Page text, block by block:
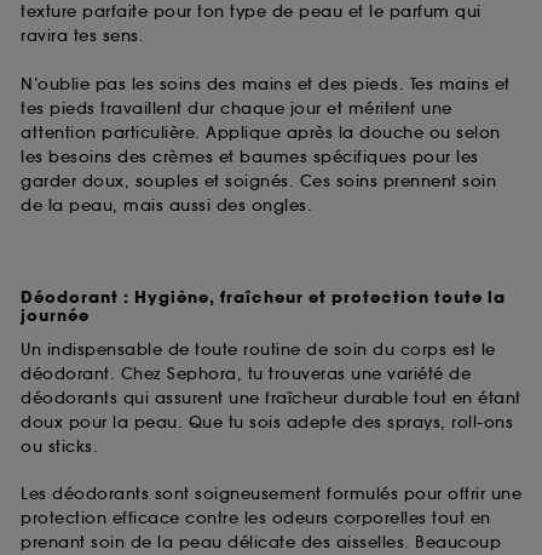
texture parfaite pour ton type de peau et le parfum qui
ravira tes sens.
N’oublie pas les soins des mains et des pieds. Tes mains et
tes pieds travaillent dur chaque jour et méritent une
attention particulière. Applique après la douche ou selon
les besoins des crèmes et baumes spécifiques pour les
garder doux, souples et soignés. Ces soins prennent soin
de la peau, mais aussi des ongles.
Déodorant : Hygiène, fraîcheur et protection toute la
journée
Un indispensable de toute routine de soin du corps est le
déodorant. Chez Sephora, tu trouveras une variété de
déodorants qui assurent une fraîcheur durable tout en étant
doux pour la peau. Que tu sois adepte des sprays, roll-ons
ou sticks.
Les déodorants sont soigneusement formulés pour offrir une
protection efficace contre les odeurs corporelles tout en
prenant soin de la peau délicate des aisselles. Beaucoup